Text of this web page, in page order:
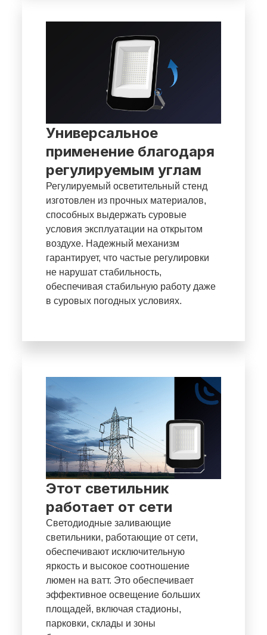
Универсальное
применение благодаря
регулируемым углам
Регулируемый осветительный стенд
изготовлен из прочных материалов,
способных выдержать суровые
условия эксплуатации на открытом
воздухе. Надежный механизм
гарантирует, что частые регулировки
не нарушат стабильность,
обеспечивая стабильную работу даже
в суровых погодных условиях.
Этот светильник
работает от сети
Светодиодные заливающие
светильники, работающие от сети,
обеспечивают исключительную
яркость и высокое соотношение
люмен на ватт. Это обеспечивает
эффективное освещение больших
площадей, включая стадионы,
парковки, склады и зоны